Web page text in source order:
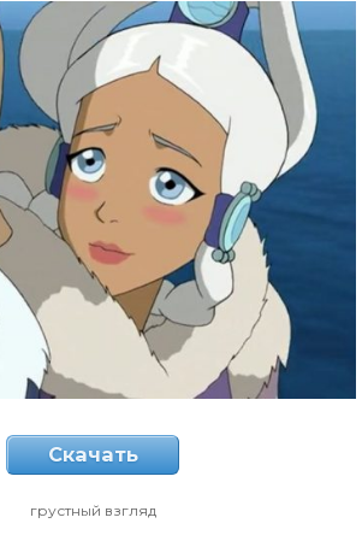
Скачать
грустный взгляд